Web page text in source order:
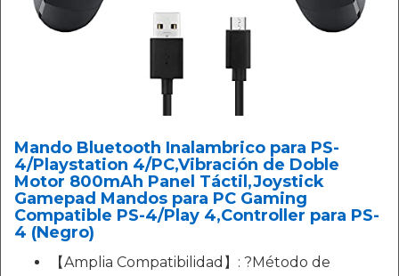
Mando Bluetooth Inalambrico para PS-
4/Playstation 4/PC,Vibración de Doble
Motor 800mAh Panel Táctil,Joystick
Gamepad Mandos para PC Gaming
Compatible PS-4/Play 4,Controller para PS-
4 (Negro)
【Amplia Compatibilidad】: ?Método de